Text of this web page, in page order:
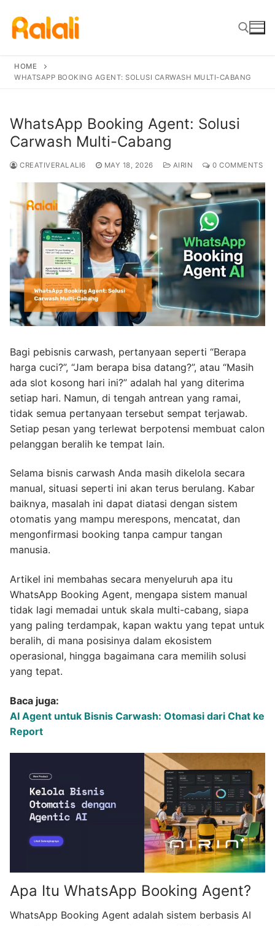
content
Search for:
HOME
WHATSAPP BOOKING AGENT: SOLUSI CARWASH MULTI-CABANG
WhatsApp Booking Agent: Solusi
Carwash Multi-Cabang
CREATIVERALALI6 MAY 18, 2026 AIRIN 0 COMMENTS
Bagi pebisnis carwash, pertanyaan seperti “Berapa
harga cuci?”, “Jam berapa bisa datang?”, atau “Masih
ada slot kosong hari ini?” adalah hal yang diterima
setiap hari. Namun, di tengah antrean yang ramai,
tidak semua pertanyaan tersebut sempat terjawab.
Setiap pesan yang terlewat berpotensi membuat calon
pelanggan beralih ke tempat lain.
Selama bisnis carwash Anda masih dikelola secara
manual, situasi seperti ini akan terus berulang. Kabar
baiknya, masalah ini dapat diatasi dengan sistem
otomatis yang mampu merespons, mencatat, dan
mengonfirmasi booking tanpa campur tangan
manusia.
Artikel ini membahas secara menyeluruh apa itu
WhatsApp Booking Agent, mengapa sistem manual
tidak lagi memadai untuk skala multi-cabang, siapa
yang paling terdampak, kapan waktu yang tepat untuk
beralih, di mana posisinya dalam ekosistem
operasional, hingga bagaimana cara memilih solusi
yang tepat.
Baca juga:
AI Agent untuk Bisnis Carwash: Otomasi dari Chat ke
Report
Apa Itu WhatsApp Booking Agent?
WhatsApp Booking Agent adalah sistem berbasis AI